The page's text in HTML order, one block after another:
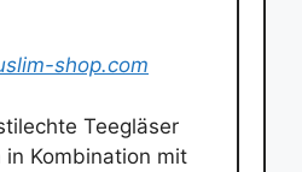
shop.com
Teegläser
in Kombination mit